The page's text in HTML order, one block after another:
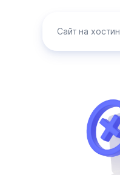
Сайт на